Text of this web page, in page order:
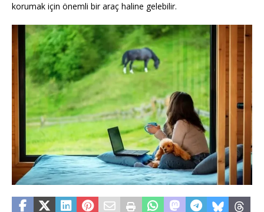
korumak için önemli bir araç haline gelebilir.